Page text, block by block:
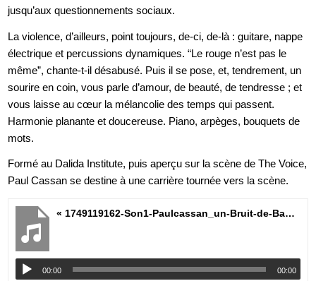
jusqu’aux questionnements sociaux.
La violence, d’ailleurs, point toujours, de-ci, de-là : guitare, nappe
électrique et percussions dynamiques. “Le rouge n’est pas le
même”, chante-t-il désabusé. Puis il se pose, et, tendrement, un
sourire en coin, vous parle d’amour, de beauté, de tendresse ; et
vous laisse au cœur la mélancolie des temps qui passent.
Harmonie planante et doucereuse. Piano, arpèges, bouquets de
mots.
Formé au Dalida Institute, puis aperçu sur la scène de The Voice,
Paul Cassan se destine à une carrière tournée vers la scène.
« 1749119162-Son1-Paulcassan_un-Bruit-de-Bang »
00:00 00:00